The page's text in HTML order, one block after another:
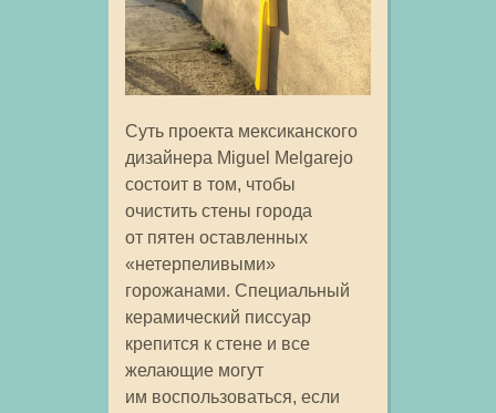
Суть проекта мексиканского
дизайнера Miguel Melgarejo
состоит в том, чтобы
очистить стены города
от пятен оставленных
«нетерпеливыми»
горожанами. Специальный
керамический писсуар
крепится к стене и все
желающие могут
им воспользоваться, если